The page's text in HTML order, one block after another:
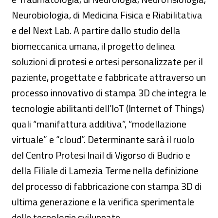
Neurobiologia, di Medicina Fisica e Riabilitativa
e del Next Lab. A partire dallo studio della
biomeccanica umana, il progetto delinea
soluzioni di protesi e ortesi personalizzate per il
paziente, progettate e fabbricate attraverso un
processo innovativo di stampa 3D che integra le
tecnologie abilitanti dell’IoT (Internet of Things)
quali “manifattura additiva”, “modellazione
virtuale” e “cloud”. Determinante sarà il ruolo
del Centro Protesi Inail di Vigorso di Budrio e
della Filiale di Lamezia Terme nella definizione
del processo di fabbricazione con stampa 3D di
ultima generazione e la verifica sperimentale